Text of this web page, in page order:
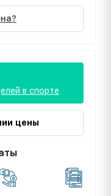
в спорте
цены